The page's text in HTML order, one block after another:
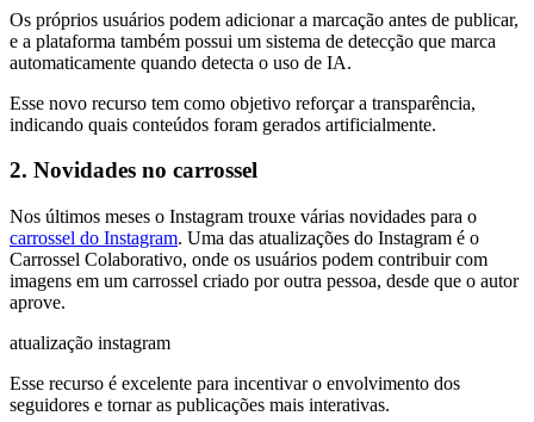
Os próprios usuários podem adicionar a marcação antes de publicar,
e a plataforma também possui um sistema de detecção que marca
automaticamente quando detecta o uso de IA.
Esse novo recurso tem como objetivo reforçar a transparência,
indicando quais conteúdos foram gerados artificialmente.
2. Novidades no carrossel
Nos últimos meses o Instagram trouxe várias novidades para o
carrossel do Instagram. Uma das atualizações do Instagram é o
Carrossel Colaborativo, onde os usuários podem contribuir com
imagens em um carrossel criado por outra pessoa, desde que o autor
aprove.
atualização instagram
Esse recurso é excelente para incentivar o envolvimento dos
seguidores e tornar as publicações mais interativas.